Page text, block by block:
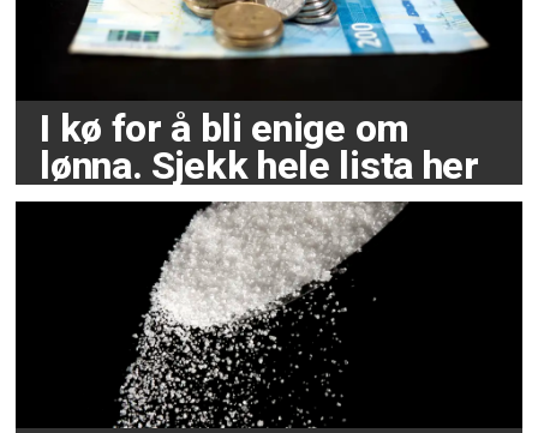
I kø for å bli enige om
lønna. Sjekk hele lista her